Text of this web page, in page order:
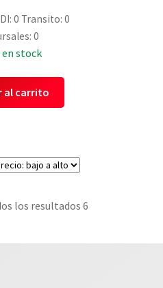
0 Transito: 0
0
en stock
al carrito
los resultados 6